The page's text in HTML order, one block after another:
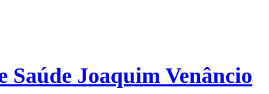
Saúde Joaquim Venâncio